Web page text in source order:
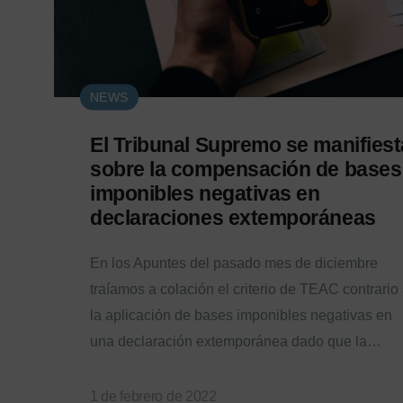
NEWS
El Tribunal Supremo se
sobre la compensación de bases
imponibles negativas en
declaraciones extemporáneas
En los Apuntes del pasado mes de diciembre
traíamos a colación el criterio de TEAC contrario
la aplicación de bases imponibles negativas en
una declaración extemporánea dado que la…
1 de febrero de 2022